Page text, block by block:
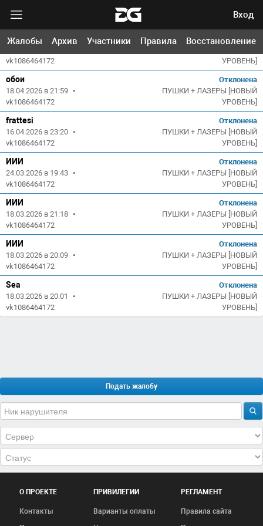
Вход
Жалобы Архив Участники Правила Восстановление
xd
vk1086464172
Отклонена
УРОВЕНЬ]
обои
18.04.2026 в 21:59 •
vk1086464172
Отклонена
ПУШКИ + ЛАЗЕРЫ [НОВЫЙ
УРОВЕНЬ]
frattesi
16.04.2026 в 23:20 •
vk1086464172
Отклонена
ПУШКИ + ЛАЗЕРЫ [НОВЫЙ
УРОВЕНЬ]
ИИИ
24.03.2026 в 19:43 •
vk1086464172
Отклонена
ПУШКИ + ЛАЗЕРЫ [НОВЫЙ
УРОВЕНЬ]
ИИИ
18.03.2026 в 21:18 •
vk1086464172
Отклонена
ПУШКИ + ЛАЗЕРЫ [НОВЫЙ
УРОВЕНЬ]
ИИИ
18.03.2026 в 20:09 •
vk1086464172
Отклонена
ПУШКИ + ЛАЗЕРЫ [НОВЫЙ
УРОВЕНЬ]
Sea
18.03.2026 в 20:01
•
vk1086464172
Отклонена
ПУШКИ + ЛАЗЕРЫ [НОВЫЙ
УРОВЕНЬ]
Подать жалобу
О ПРОЕКТЕ
Контакты
ПРИВИЛЕГИИ
Варианты оплаты
РЕГЛАМЕНТ
Правила сайта